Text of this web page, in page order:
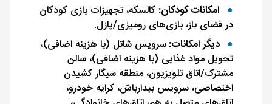
امکانات کودکان: کالسکه، تجهیزات بازی کودکان
در فضای باز، بازی‌های رومیزی/پازل.
دیگر امکانات:سرویس شاتل (با هزینه اضافی)،
تحویل مواد غذایی (با هزینه اضافی)، سالن
مشترک/اتاق تلویزیون، منطقه سیگار کشیدن
اختصاصی، سرویس بیدارباش، کرایه خودرو،